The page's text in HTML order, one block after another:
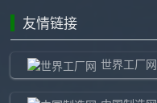
友情链接
世界工厂网